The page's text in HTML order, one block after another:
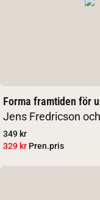
Forma framtiden för
Jens Fredricson
349 kr
329 kr Pren.pris